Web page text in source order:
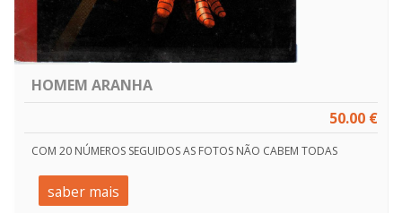
HOMEM ARANHA
50.00 €
COM 20 NÚMEROS SEGUIDOS AS FOTOS NÃO CABEM TODAS
saber mais